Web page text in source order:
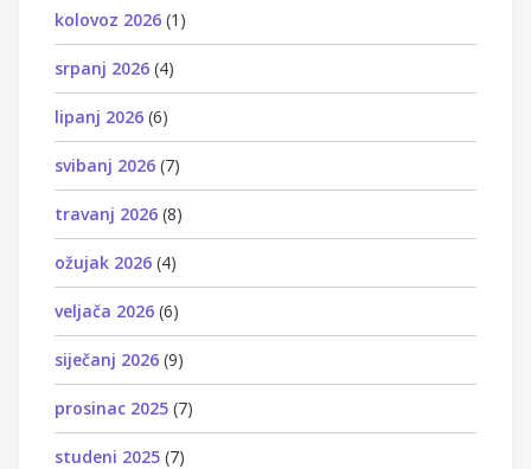
kolovoz 2026 (1)
srpanj 2026 (4)
lipanj 2026 (6)
svibanj 2026 (7)
travanj 2026 (8)
ožujak 2026 (4)
veljača 2026 (6)
siječanj 2026 (9)
prosinac 2025 (7)
studeni 2025 (7)